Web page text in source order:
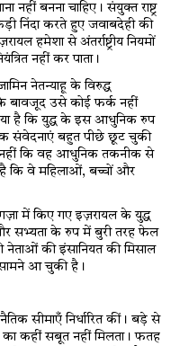
बनना चाहिए। संयुक्त राष्ट्र
निंदा करते हुए जवाबदेही की
हमेशा से अंतर्राष्ट्रीय नियमों
नहीं कर पाता।
नेतन्याहू के विरुद्ध
बावजूद उसे कोई फर्क नहीं
है कि युद्ध के इस आधुनिक रुप
संवेदनाएं बहुत पीछे छूट चुकी
नहीं कि वह आधुनिक तकनीक से
है कि वे महिलाओं, बच्चों और
में किए गए इज़रायल के युद्ध
सभ्यता के रुप में बुरी तरह फेल
की इंसानियत की मिसाल
सामने आ चुकी है।
सीमाएँ निर्धारित कीं। बड़े से
कहीं सबूत नहीं मिलता। फतह